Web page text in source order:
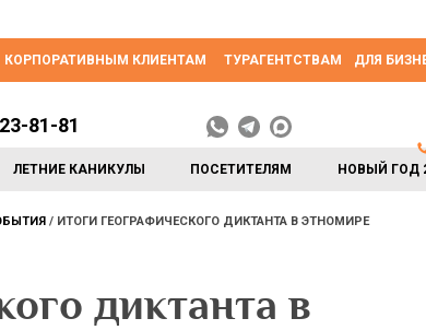
КОРПОРАТИВНЫМ КЛИЕНТАМ ТУРАГЕНТСТВАМ ДЛЯ
ЛЕТНИЕ КАНИКУЛЫ ПОСЕТИТЕЛЯМ НОВЫЙ ГОД
81-81
ИТОГИ ГЕОГРАФИЧЕСКОГО ДИКТАНТА В ЭТНОМИРЕ
диктанта в